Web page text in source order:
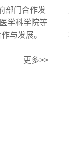
部门合作发
学科学院等
与发展。
更多>>